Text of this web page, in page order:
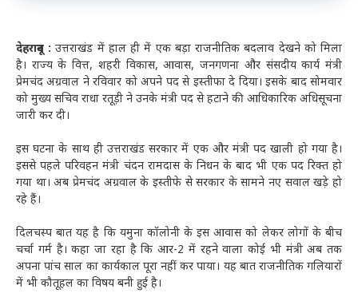
देहरादून :उत्तराखंड में हाल ही में एक बड़ा राजनीतिक बदलाव देखने को मिला
है। राज्य के वित्त, शहरी विकास, आवास, जनगणना और संसदीय कार्य मंत्री
प्रेमचंद अग्रवाल ने रविवार को अपने पद से इस्तीफा दे दिया। इसके बाद सोमवार
को मुख्य सचिव राधा रतूड़ी ने उनके मंत्री पद से हटाने की आधिकारिक अधिसूचना
जारी कर दी।
इस घटना के साथ ही उत्तराखंड सरकार में एक और मंत्री पद खाली हो गया है।
इससे पहले परिवहन मंत्री चंदन रामदास के निधन के बाद भी एक पद रिक्त हो
गया था। अब प्रेमचंद अग्रवाल के इस्तीफे से सरकार के सामने नए सवाल खड़े हो
रहे हैं।
दिलचस्प बात यह है कि यमुना कॉलोनी के इस आवास को लेकर लोगों के बीच
चर्चा गर्म है। कहा जा रहा है कि आर-2 में रहने वाला कोई भी मंत्री अब तक
अपना पांच साल का कार्यकाल पूरा नहीं कर पाया। यह बात राजनीतिक गलियारों
में भी कौतूहल का विषय बनी हुई है।